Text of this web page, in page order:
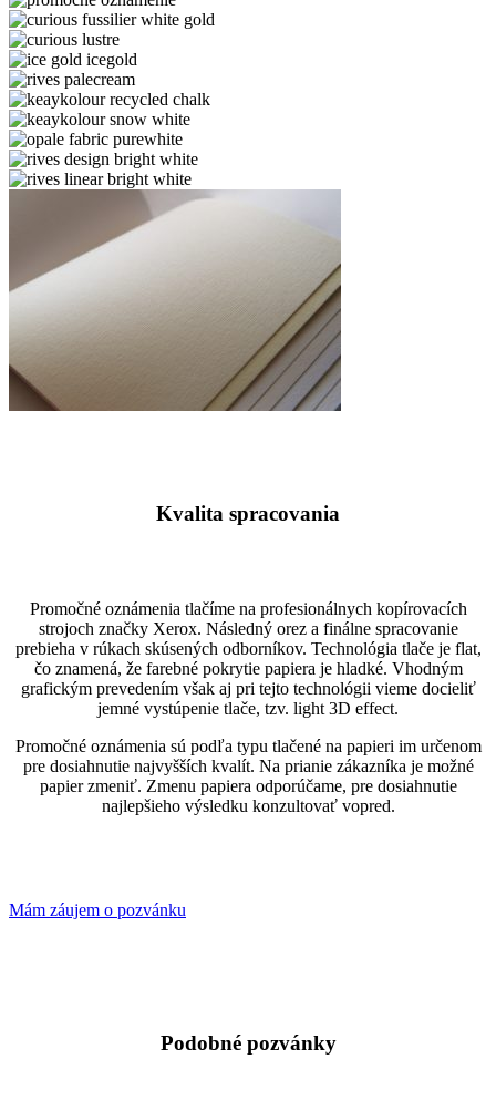
onda
astrosilver-
orion
curious
fussilier
white
gold
curious
lustre
ice
gold
icegold
rives
palecream
keaykolour
recycled
chalk
keaykolour
snow
white
opale
fabric
rives
Kvalita spracovania
Promočné oznámenia tlačíme na profesionálnych kopírovacích
strojoch značky Xerox. Následný orez a finálne spracovanie
prebieha v rúkach skúsených odborníkov. Technológia tlače je flat,
čo znamená, že farebné pokrytie papiera je hladké. Vhodným
grafickým prevedením však aj pri tejto technológii vieme docieliť
jemné vystúpenie tlače, tzv. light 3D effect.
Promočné oznámenia sú podľa typu tlačené na papieri im určenom
pre dosiahnutie najvyšších kvalít. Na prianie zákazníka je možné
papier zmeniť. Zmenu papiera odporúčame, pre dosiahnutie
najlepšieho výsledku konzultovať vopred.
Mám záujem o pozvánku
Podobné pozvánky